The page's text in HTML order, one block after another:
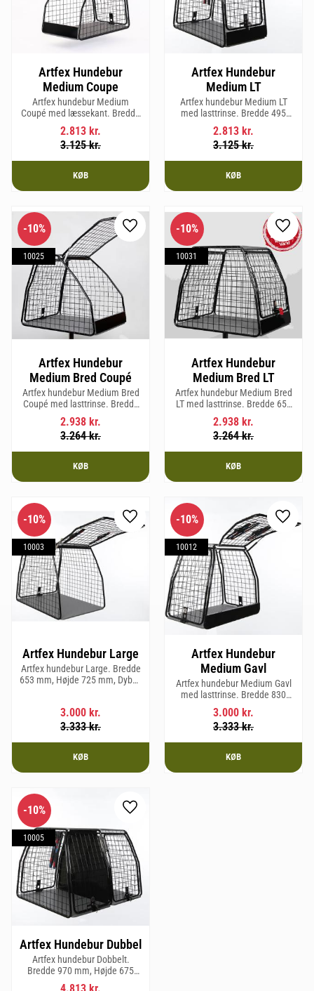
Artfex Hundebur
Medium Coupe
Artfex hundebur Medium
Coupé med læssekant. Bredde
495 mm, højde 675 mm, dybde
830 mm og vægt 15,8 kg.
2.813 kr.
3.125kr.
KØB
Artfex Hundebur
Medium LT
Artfex hundebur Medium LT
med lasttrinse. Bredde 495
mm, Højde 675 mm, Dybde 830
mm og vægt 17 kg.
2.813 kr.
3.125kr.
KØB
Artfex Hundebur
Medium Bred Coupé
Artfex hundebur Medium Bred
Coupé med lasttrinse. Bredde
653 mm, Højde 675 mm, Dybde
830 mm og vægt 19,4 kg.
2.938 kr.
3.264kr.
10%
10025
Gem som favorit
KØB
Artfex Hundebur
Medium Bred LT
Artfex hundebur Medium Bred
LT med lasttrinse. Bredde 653
mm, Højde 675 mm, Dybde 830
mm og vægt 20,2 kg.
2.938 kr.
3.264kr.
10%
10031
Gem
KØB
Artfex Hundebur Large
Artfex hundebur Large. Bredde
653 mm, Højde 725 mm, Dybde
3.000 kr.
3.333kr.
10%
10003
Gem som favorit
KØB
Artfex Hundebur
Medium Gavl
Artfex hundebur Medium Gavl
med lasttrinse. Bredde 830
mm, Højde 675 mm, Dybde 495
mm og vægt 20,1 kg.
3.000 kr.
3.333kr.
10%
10012
Gem
KØB
Artfex Hundebur Dubbel
Artfex hundebur Dobbelt.
Bredde 970 mm, Højde 675
mm, Dybde 830 mm og vægt 31
10%
10005
Gem som favorit